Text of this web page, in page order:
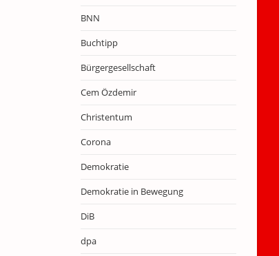
BNN
Buchtipp
Bürgergesellschaft
Cem Özdemir
Christentum
Corona
Demokratie
Demokratie in Bewegung
DiB
dpa